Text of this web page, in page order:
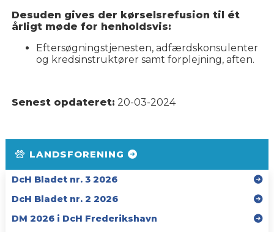
Desuden gives der kørselsrefusion til ét
årligt møde for henholdsvis:
Eftersøgningstjenesten, adfærdskonsulenter
og kredsinstruktører samt forplejning, aften.
Senest opdateret: 20-03-2024
LANDSFORENING
DcH Bladet nr. 3 2026
DcH Bladet nr. 2 2026
DM 2026 i DcH Frederikshavn